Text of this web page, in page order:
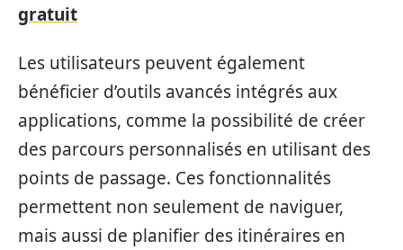
gratuit
Les utilisateurs peuvent également
bénéficier d’outils avancés intégrés aux
applications, comme la possibilité de créer
des parcours personnalisés en utilisant des
points de passage. Ces fonctionnalités
permettent non seulement de naviguer,
mais aussi de planifier des itinéraires en